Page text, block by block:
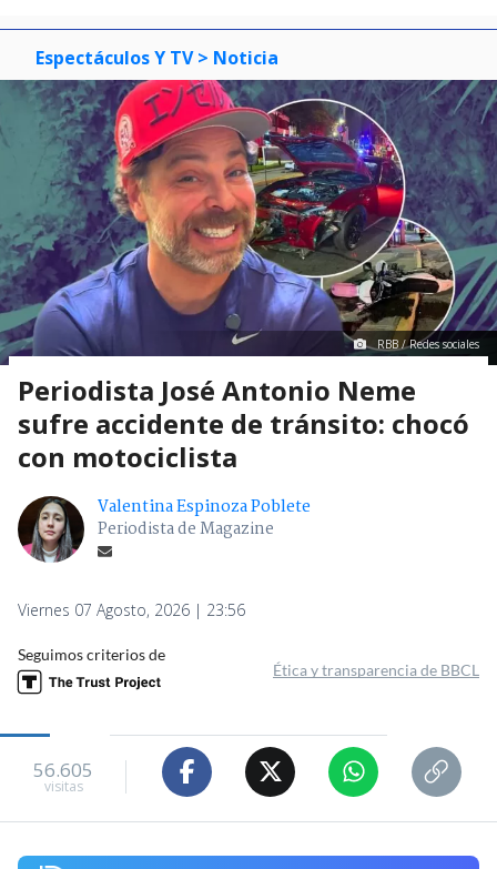
Espectáculos Y TV > Noticia
RBB / Redes sociales
Periodista José Antonio Neme
sufre accidente de tránsito: chocó
con motociclista
Valentina Espinoza Poblete
Periodista de Magazine
Viernes 07 Agosto, 2026 | 23:56
Seguimos criterios de
Ética y transparencia de BBCL
56.605
visitas